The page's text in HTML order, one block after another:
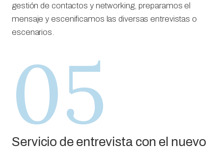
gestión de contactos y networking, preparamos el
mensaje y escenificamos las diversas entrevistas o
escenarios.
05
Servicio de entrevista con el nuevo